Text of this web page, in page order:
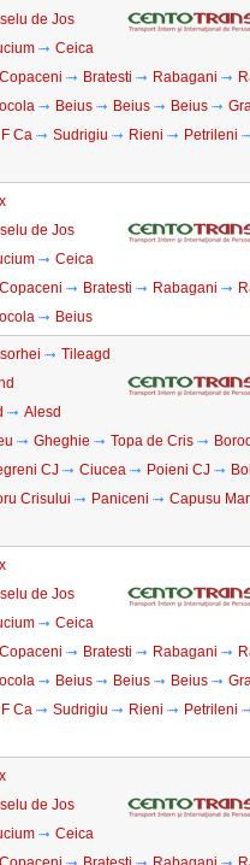
de Jos
Ceica
Copaceni Bratesti Rabagani
Beius Beius Beius
Ca Sudrigiu Rieni
Petrileni
de Jos
Ceica
Copaceni Bratesti Rabagani
Beius
Tileagd
Alesd
Gheghie Topa de Cris
CJ Ciucea Poieni CJ
Crisului Paniceni
Capusu
de Jos
Ceica
Copaceni Bratesti Rabagani
Beius Beius Beius
Ca Sudrigiu Rieni
Petrileni
de Jos
Ceica